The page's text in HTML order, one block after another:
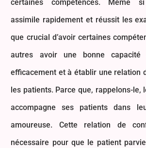
certaines compétences. Même
assimile rapidement et réussit les
que crucial d’avoir certaines
autres avoir une bonne capacité
efficacement et à établir une relation
les patients. Parce que, rappelons-le,
accompagne ses patients dans
amoureuse. Cette relation de
nécessaire pour que le patient